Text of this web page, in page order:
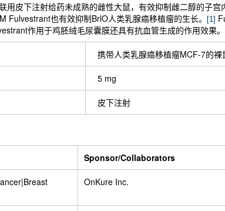
用皮下注射给药未成熟的雌性大鼠，有效抑制雌二醇的子
Fulvestrant也有效抑制BrlO人类乳腺癌移植瘤的生长。
[1]
作用于鸡胚绒毛尿囊膜还具有抗血管生成的作用效果。
携带人类乳腺癌移植瘤MCF-7的裸
5 mg
皮下注射
Sponsor/Collaborators
OnKure Inc.